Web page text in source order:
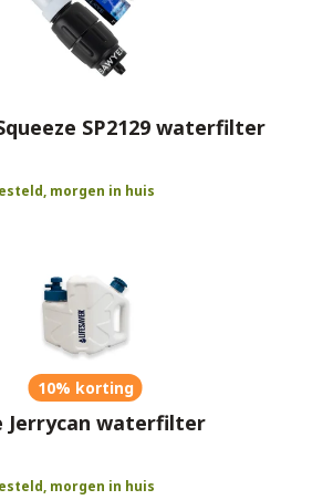
SP2129 waterfilter
morgen in huis
10% korting
Jerrycan waterfilter
morgen in huis